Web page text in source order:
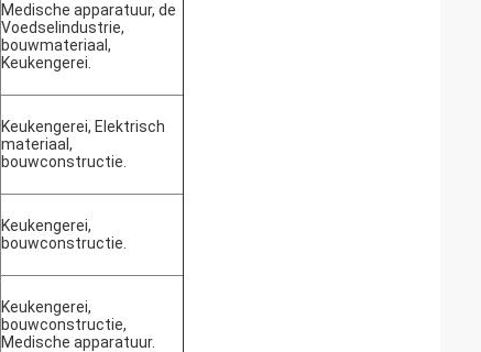
Medische apparatuur, de
Voedselindustrie,
bouwmateriaal,
Keukengerei.
Keukengerei, Elektrisch
materiaal,
bouwconstructie.
Keukengerei,
bouwconstructie.
Keukengerei,
bouwconstructie,
Medische apparatuur.